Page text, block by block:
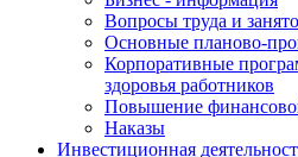
Вопросы труда и
Основные планово-
Корпоративные
здоровья работников
Повышение
Наказы
Инвестиционная